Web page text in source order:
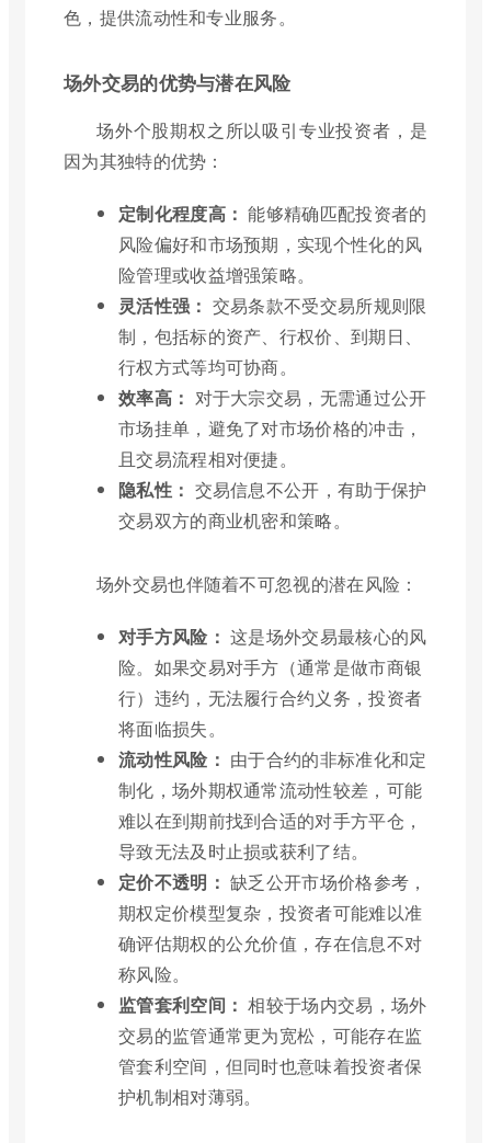
色，提供流动性和专业服务。
场外交易的优势与潜在风险
场外个股期权之所以吸引专业投资者，是
因为其独特的优势：
定制化程度高： 能够精确匹配投资者的
风险偏好和市场预期，实现个性化的风
险管理或收益增强策略。
灵活性强： 交易条款不受交易所规则限
制，包括标的资产、行权价、到期日、
行权方式等均可协商。
效率高： 对于大宗交易，无需通过公开
市场挂单，避免了对市场价格的冲击，
且交易流程相对便捷。
隐私性： 交易信息不公开，有助于保护
交易双方的商业机密和策略。
场外交易也伴随着不可忽视的潜在风险：
对手方风险： 这是场外交易最核心的风
险。如果交易对手方（通常是做市商银
行）违约，无法履行合约义务，投资者
将面临损失。
流动性风险： 由于合约的非标准化和定
制化，场外期权通常流动性较差，可能
难以在到期前找到合适的对手方平仓，
导致无法及时止损或获利了结。
定价不透明： 缺乏公开市场价格参考，
期权定价模型复杂，投资者可能难以准
确评估期权的公允价值，存在信息不对
称风险。
监管套利空间： 相较于场内交易，场外
交易的监管通常更为宽松，可能存在监
管套利空间，但同时也意味着投资者保
护机制相对薄弱。